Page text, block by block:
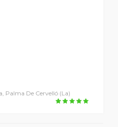
Palma De Cervelló (La)